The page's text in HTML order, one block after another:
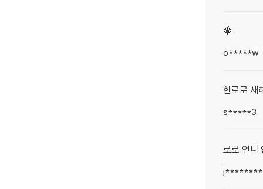
🍓
o*****w
한로로 새
s*****3
로로 언니